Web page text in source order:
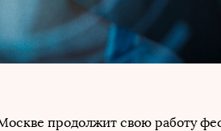
продолжит свою работу